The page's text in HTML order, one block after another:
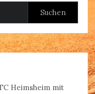
Heimsheim mit